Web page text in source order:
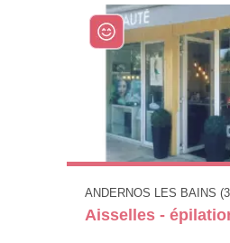
ANDERNOS LES BAINS
Aisselles -